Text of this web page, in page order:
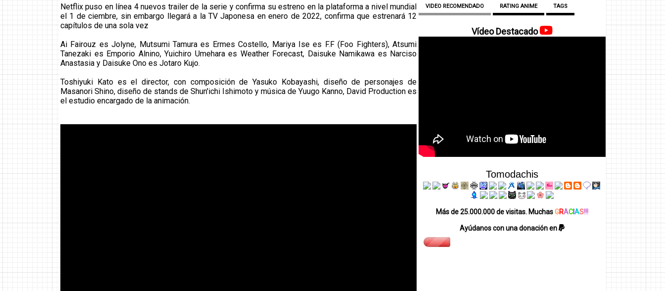
Netflix puso en línea 4 nuevos trailer de la serie y confirma su estreno en la plataforma a nivel mundial
el 1 de ciembre, sin embargo llegará a la TV Japonesa en enero de 2022, confirma que estrenará 12
capítulos de una sola vez
Ai Fairouz es Jolyne, Mutsumi Tamura es Ermes Costello, Mariya Ise es F.F (Foo Fighters), Atsumi
Tanezaki es Emporio Alnino, Yuichiro Umehara es Weather Forecast, Daisuke Namikawa es Narciso
Anastasia y Daisuke Ono es Jotaro Kujo.
Toshiyuki Kato es el director, con composición de Yasuko Kobayashi, diseño de personajes de
Masanori Shino, diseño de stands de Shun'ichi Ishimoto y música de Yuugo Kanno, David Production es
el estudio encargado de la animación.
VIDEO RECOMENDADO RATING ANIME TAGS
Vídeo Destacado
Tomodachis
Más de 25.000.000 de visitas. MuchasGRACAS!!!
Ayúdanos con una donación en